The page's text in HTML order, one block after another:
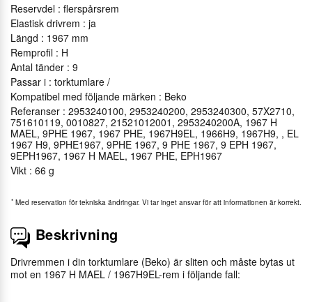
Reservdel : flerspårsrem
Elastisk drivrem : ja
Längd : 1967 mm
Remprofil : H
Antal tänder : 9
Passar i : torktumlare /
Kompatibel med följande märken : Beko
Referanser : 2953240100, 2953240200, 2953240300, 57X2710,
751610119, 0010827, 21521012001, 2953240200A, 1967 H
MAEL, 9PHE 1967, 1967 PHE, 1967H9EL, 1966H9, 1967H9, , EL
1967 H9, 9PHE1967, 9PHE 1967, 9 PHE 1967, 9 EPH 1967,
9EPH1967, 1967 H MAEL, 1967 PHE, EPH1967
Vikt : 66 g
* Med reservation för tekniska ändringar. Vi tar inget ansvar för att informationen är korrekt.
Beskrivning
Drivremmen i din torktumlare (Beko) är sliten och måste bytas ut
mot en 1967 H MAEL / 1967H9EL-rem i följande fall: